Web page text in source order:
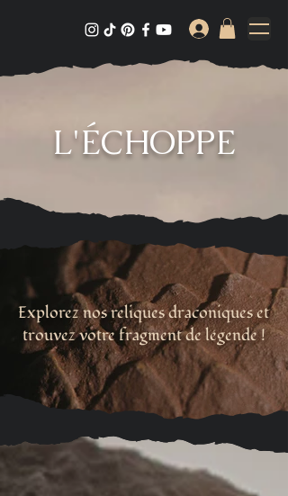
L'ÉCHOPPE
Explorez nos reliques draconiques et
trouvez votre fragment de légende !